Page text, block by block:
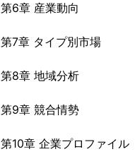
第6章 産業動向
第7章 タイプ別市場
第8章 地域分析
第9章 競合情勢
第10章 企業プロファイル